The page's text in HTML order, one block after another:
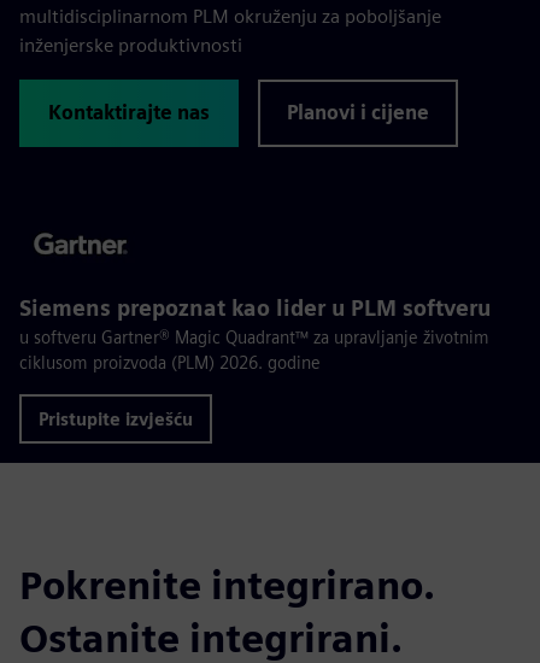
multidisciplinarnom PLM okruženju za poboljšanje
inženjerske produktivnosti
Kontaktirajte nas Planovi i cijene
Siemens prepoznat kao lider u PLM softveru
u softveru Gartner® Magic Quadrant™ za upravljanje životnim
ciklusom proizvoda (PLM) 2026. godine
Pristupite izvješću
Pokrenite integrirano.
Ostanite integrirani.